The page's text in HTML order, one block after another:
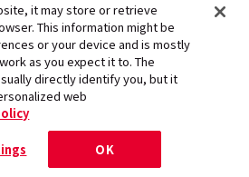
it may store or retrieve
This information might be
or your device and is mostly
as you expect it to. The
directly identify you, but it
web
OK